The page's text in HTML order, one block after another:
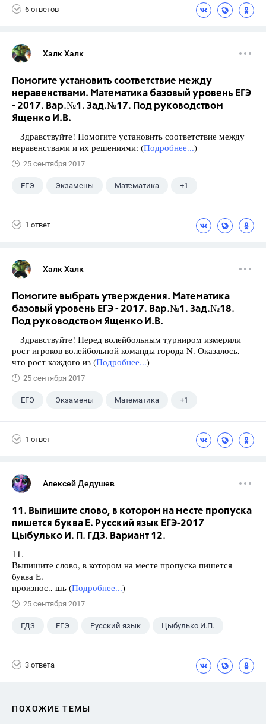
6 ответов
Халк Халк
Помогите установить соответствие между
неравенствами. Математика базовый уровень ЕГЭ
- 2017. Вар.№1. Зад.№17. Под руководством
Ященко И.В.
Здравствуйте! Помогите установить соответствие между
неравенствами и их решениями: (Подробнее...)
25 сентября 2017
ЕГЭ Экзамены Математика +1
1 ответ
Халк Халк
Помогите выбрать утверждения. Математика
базовый уровень ЕГЭ - 2017. Вар.№1. Зад.№18.
Под руководством Ященко И.В.
Здравствуйте! Перед волейбольным турниром измерили
рост игроков волейбольной команды города N. Оказалось,
что рост каждого из (Подробнее...)
25 сентября 2017
ЕГЭ Экзамены Математика +1
1 ответ
Алексей Дедушев
11. Выпишите слово, в котором на месте пропуска
пишется буква Е. Русский язык ЕГЭ-2017
Цыбулько И. П. ГДЗ. Вариант 12.
11.
Выпишите слово, в котором на месте пропуска пишется
буква Е.
произнос., шь (Подробнее...)
25 сентября 2017
ГДЗ ЕГЭ Русский язык Цыбулько И.П.
3 ответа
ПОХОЖИЕ ТЕМЫ